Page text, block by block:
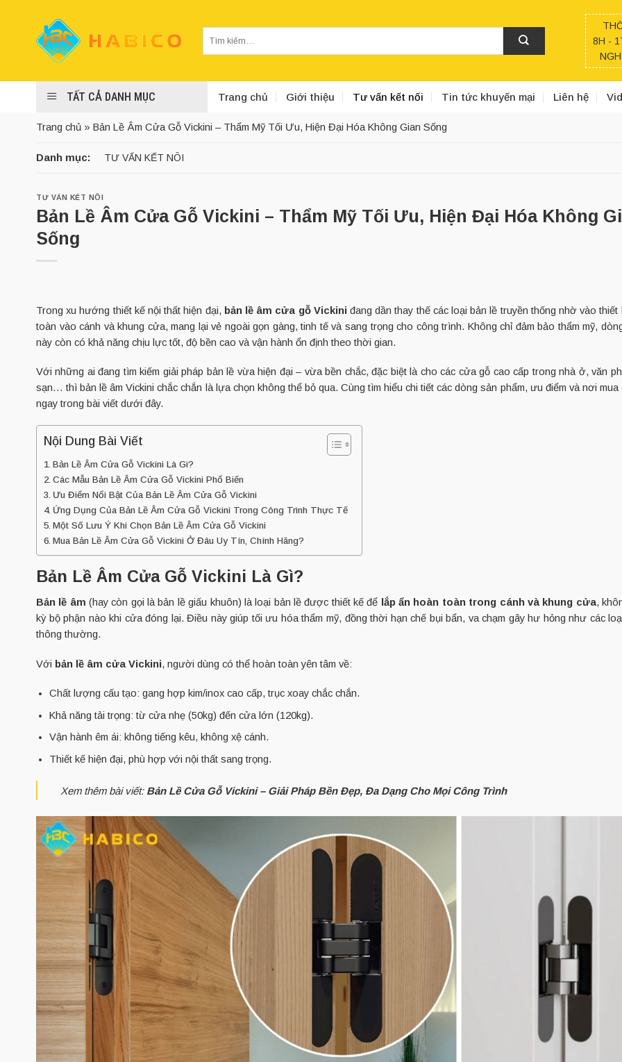
kiếm:
8H -
TẤT CẢ DANH MỤC Trang chủ Giới thiệu Tư vấn kết nối Tin tức khuyến mại Liên hệ
Trang chủ » Bản Lề Âm Cửa Gỗ Vickini – Thẩm Mỹ Tối Ưu, Hiện Đại Hóa Không Gian Sống
Danh mục: TƯ VẤN KẾT NÔI
TƯ VẤN KẾT NÔI
Bản Lề Âm Cửa Gỗ Vickini – Thẩm Mỹ Tối Ưu, Hiện Đại Hóa Không
Sống
Trong xu hướng thiết kế nội thất hiện đại, bản lề âm cửa gỗ Vickini đang dần thay thế các loại bản lề truyền thống nhờ vào thiết
toàn vào cánh và khung cửa, mang lại vẻ ngoài gọn gàng, tinh tế và sang trọng cho công trình. Không chỉ đảm bảo thẩm mỹ,
này còn có khả năng chịu lực tốt, độ bền cao và vận hành ổn định theo thời gian.
Với những ai đang tìm kiếm giải pháp bản lề vừa hiện đại – vừa bền chắc, đặc biệt là cho các cửa gỗ cao cấp trong nhà ở, văn
sạn… thì bản lề âm Vickini chắc chắn là lựa chọn không thể bỏ qua. Cùng tìm hiểu chi tiết các dòng sản phẩm, ưu điểm và nơi mua
ngay trong bài viết dưới đây.
Nội Dung Bài Viết
Bản Lề Âm Cửa Gỗ Vickini Là Gì?
Các Mẫu Bản Lề Âm Cửa Gỗ Vickini Phổ Biến
Ưu Điểm Nổi Bật Của Bản Lề Âm Cửa Gỗ Vickini
Ứng Dụng Của Bản Lề Âm Cửa Gỗ Vickini Trong Công Trình Thực Tế
Một Số Lưu Ý Khi Chọn Bản Lề Âm Cửa Gỗ Vickini
Mua Bản Lề Âm Cửa Gỗ Vickini Ở Đâu Uy Tín, Chính Hãng?
Bản Lề Âm Cửa Gỗ Vickini Là Gì?
Bản lề âm (hay còn gọi là bản lề giấu khuôn) là loại bản lề được thiết kế để lắp ẩn hoàn toàn trong cánh và khung cửa,
kỳ bộ phận nào khi cửa đóng lại. Điều này giúp tối ưu hóa thẩm mỹ, đồng thời hạn chế bụi bẩn, va chạm gây hư hỏng như các
thông thường.
Với bản lề âm cửa Vickini, người dùng có thể hoàn toàn yên tâm về:
Chất lượng cấu tạo: gang hợp kim/inox cao cấp, trục xoay chắc chắn.
Khả năng tải trọng: từ cửa nhẹ (50kg) đến cửa lớn (120kg).
Vận hành êm ái: không tiếng kêu, không xệ cánh.
Thiết kế hiện đại, phù hợp với nội thất sang trọng.
Xem thêm bài viết:Bản Lề Cửa Gỗ Vickini – Giải Pháp Bền Đẹp, Đa Dạng Cho Mọi Công Trình